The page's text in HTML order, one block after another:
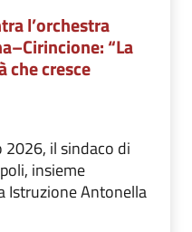
l’orchestra
“La
che cresce
il sindaco di
insieme
Istruzione Antonella